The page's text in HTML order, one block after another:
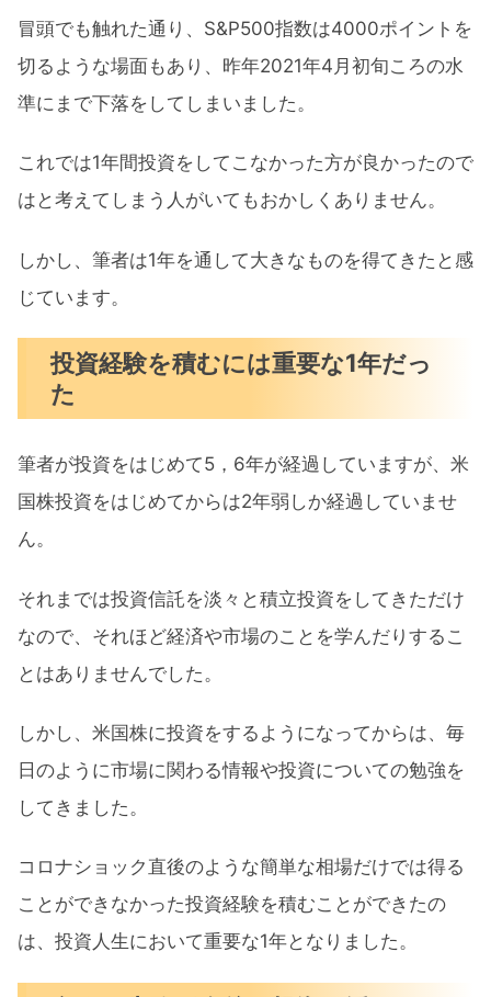
冒頭でも触れた通り、S&P500指数は4000ポイントを
切るような場面もあり、昨年2021年4月初旬ころの水
準にまで下落をしてしまいました。
これでは1年間投資をしてこなかった方が良かったので
はと考えてしまう人がいてもおかしくありません。
しかし、筆者は1年を通して大きなものを得てきたと感
じています。
投資経験を積むには重要な1年だっ
た
筆者が投資をはじめて5，6年が経過していますが、米
国株投資をはじめてからは2年弱しか経過していませ
ん。
それまでは投資信託を淡々と積立投資をしてきただけ
なので、それほど経済や市場のことを学んだりするこ
とはありませんでした。
しかし、米国株に投資をするようになってからは、毎
日のように市場に関わる情報や投資についての勉強を
してきました。
コロナショック直後のような簡単な相場だけでは得る
ことができなかった投資経験を積むことができたの
は、投資人生において重要な1年となりました。